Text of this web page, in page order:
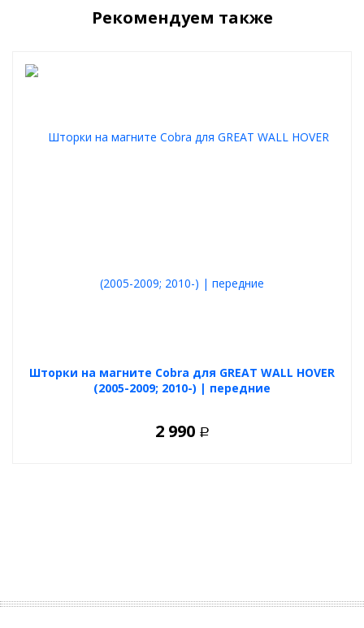
Рекомендуем также
Шторки на магните Cobra для GREAT WALL HOVER
(2005-2009; 2010-) | передние
2 990 Р